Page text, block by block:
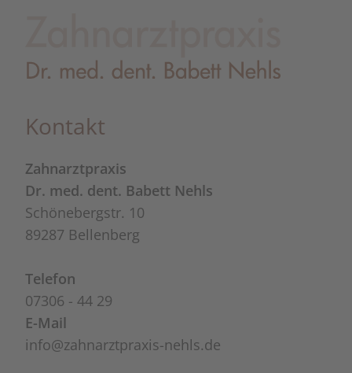
Kontakt
Zahnarztpraxis
Dr. med. dent. Babett Nehls
Schönebergstr. 10
89287 Bellenberg
Telefon
07306 - 44 29
E-Mail
info@​zahnarztpraxis⁠-⁠nehls.de